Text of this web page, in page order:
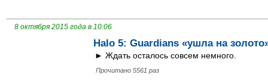
8 октября 2015 года в 10:06
Halo 5: Guardians «ушла на
► Ждать осталось совсем немного.
Прочитано 5561 раз